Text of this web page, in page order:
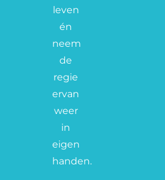
leven
én
neem
de
regie
ervan
weer
in
eigen
handen.